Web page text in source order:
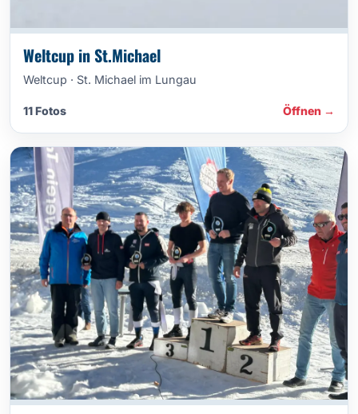
Weltcup in St.Michael
Weltcup · St. Michael im Lungau
11 Fotos Öffnen →